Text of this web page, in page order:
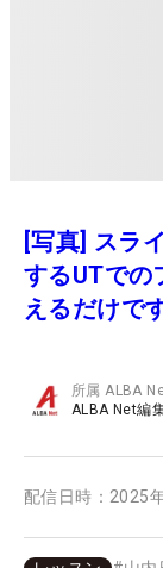
[写真] スラ
するUTでの
えるだけです
所属ALBA
ALBA Net編
配信日時： 2025